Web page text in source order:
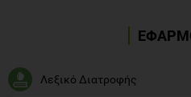
Λεξικό Διατροφής